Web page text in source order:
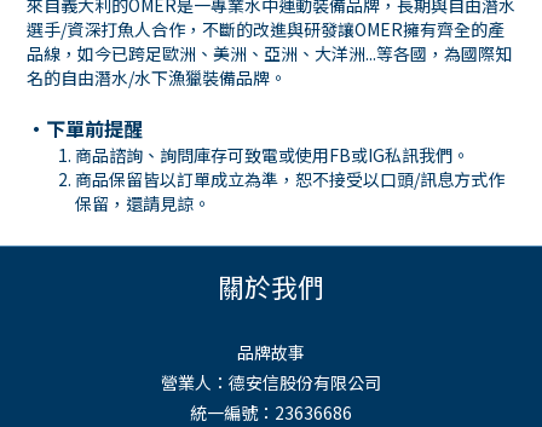
來自義大利的OMER是一專業水中運動裝備品牌，長期與自由潛水
選手/資深打魚人合作，不斷的改進與研發讓OMER擁有齊全的產
品線，如今已跨足歐洲、美洲、亞洲、大洋洲...等各國，為國際知
名的自由潛水/水下漁獵裝備品牌。
・下單前提醒
商品諮詢、詢問庫存可致電或使用FB或IG私訊我們。
商品保留皆以訂單成立為準，恕不接受以口頭/訊息方式作
保留，還請見諒。
關於我們
品牌故事
營業人：德安信股份有限公司
統一編號：23636686